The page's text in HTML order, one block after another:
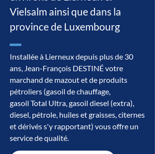
Vielsalm ainsi que dans la
province de Luxembourg
Installée à Lierneux depuis plus de 30
ans, Jean-François DESTINÉ votre
marchand de mazout et de produits
pétroliers (gasoil de chauffage,
gasoil Total Ultra, gasoil diesel (extra),
diesel, pétrole, huiles et graisses, citernes
et dérivés s'y rapportant) vous offre un
service de qualité.